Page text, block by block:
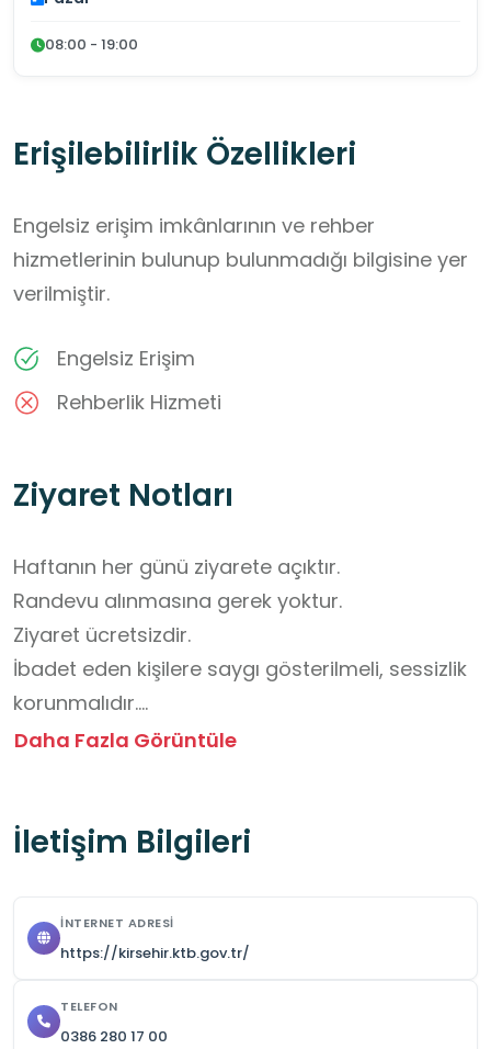
08:00 - 19:00
Erişilebilirlik Özellikleri
Engelsiz erişim imkânlarının ve rehber
hizmetlerinin bulunup bulunmadığı bilgisine yer
verilmiştir.
Engelsiz Erişim
Rehberlik Hizmeti
Ziyaret Notları
Haftanın her günü ziyarete açıktır.
Randevu alınmasına gerek yoktur.
Ziyaret ücretsizdir.
İbadet eden kişilere saygı gösterilmeli, sessizlik
korunmalıdır.
Acil durumlarda görevlilerin yönlendirmelerine
Daha Fazla Görüntüle
İletişim Bilgileri
İNTERNET ADRESI
https://kirsehir.ktb.gov.tr/
TELEFON
0386 280 17 00